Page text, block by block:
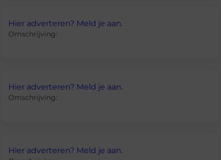
Hier adverteren? Meld je aan.
Omschrijving:
Hier adverteren? Meld je aan.
Omschrijving:
Hier adverteren? Meld je aan.